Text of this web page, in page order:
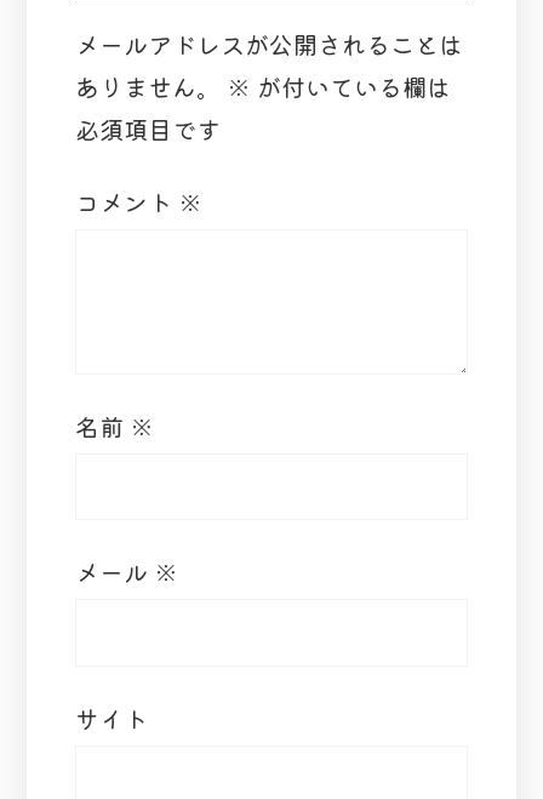
メールアドレスが公開されることは
ありません。
※ が付いている欄は
必須項目です
コメント ※
名前 ※
メール ※
サイト